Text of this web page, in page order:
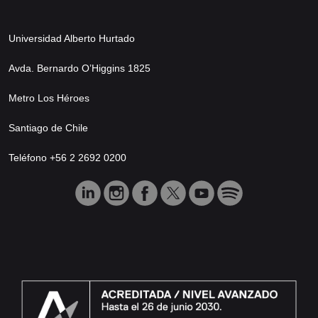
Universidad Alberto Hurtado
Avda. Bernardo O’Higgins 1825
Metro Los Héroes
Santiago de Chile
Teléfono +56 2 2692 0200